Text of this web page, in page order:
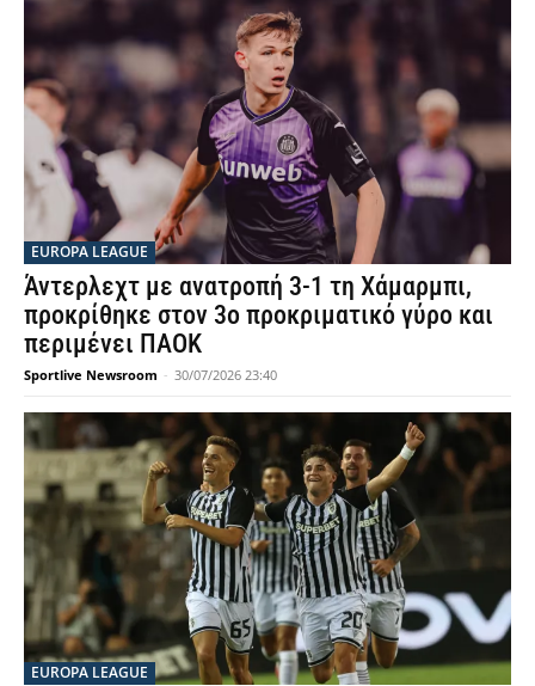
EUROPA LEAGUE
Άντερλεχτ με ανατροπή 3-1 τη Χάμαρμπι,
προκρίθηκε στον 3ο προκριματικό γύρο και
περιμένει ΠΑΟΚ
Sportlive Newsroom - 30/07/2026 23:40
EUROPA LEAGUE